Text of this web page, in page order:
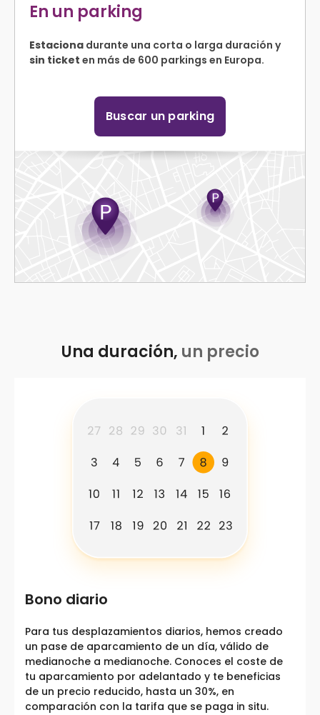
En un parking
Estaciona durante una corta o larga duración y
sin ticket en más de 600 parkings en Europa.
Buscar un parking
Una duración, un precio
Bono diario
Para tus desplazamientos diarios, hemos creado
un pase de aparcamiento de un día, válido de
medianoche a medianoche. Conoces el coste de
tu aparcamiento por adelantado y te beneficias
de un precio reducido, hasta un 30%, en
comparación con la tarifa que se paga in situ.